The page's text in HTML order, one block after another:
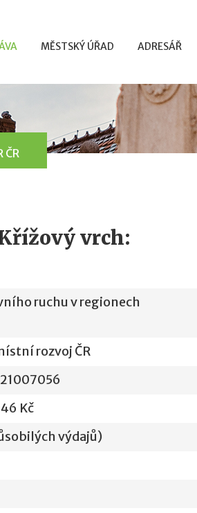
MĚSTSKÝ ÚŘAD ADRESÁŘ
ČR
vrch:
ruchu v regionech
rozvoj ČR
Kč
výdajů)